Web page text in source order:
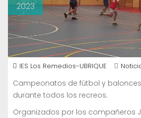
2023
IES Los Remedios-UBRIQUE
Campeonatos de fútbol y
durante todos los recreos.
Organizados por los compañeros